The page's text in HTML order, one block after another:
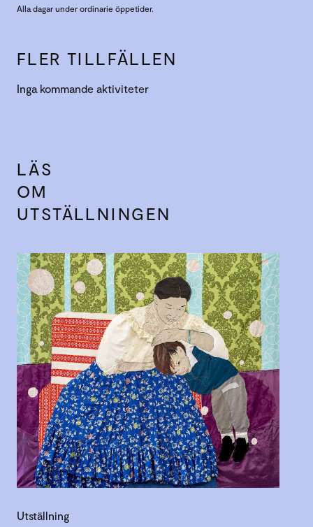
Alla dagar under ordinarie öppetider.
FLER TILLFÄLLEN
Inga kommande aktiviteter
LÄS
OM
UTSTÄLLNINGEN
Utställning